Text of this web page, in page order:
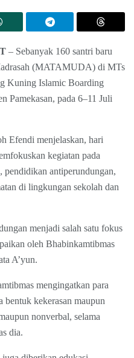
– Sebanyak 160 santri baru
(MATAMUDA) di MTs
Kuning Islamic Boarding
Pamekasan, pada 6–11 Juli
Efendi menjelaskan, hari
kegiatan pada
pendidikan antiperundungan,
di lingkungan sekolah dan
menjadi salah satu fokus
oleh Bhabinkamtibmas
A’yun.
mengingatkan para
bentuk kekerasan maupun
nonverbal, selama
dia.